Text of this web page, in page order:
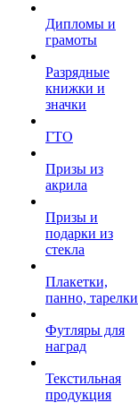
Дипломы и
грамоты
Разрядные
книжки и
значки
ГТО
Призы из
акрила
Призы и
подарки из
стекла
Плакетки,
панно, тарелки
Футляры для
наград
Текстильная
продукция